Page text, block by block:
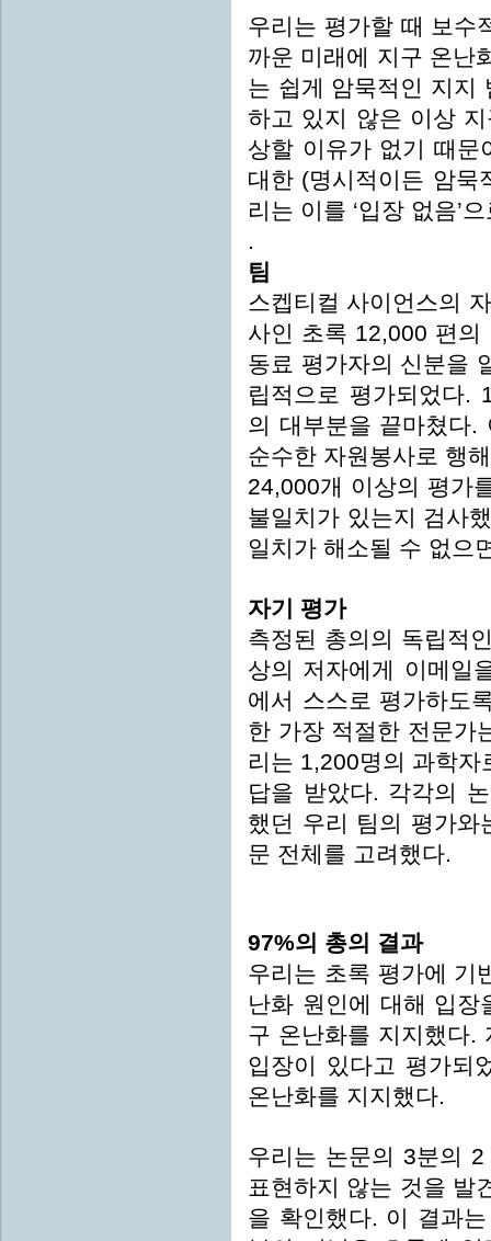
우리는 평가할 때 보수
까운 미래에 지구 온난
는 쉽게 암묵적인 지지
하고 있지 않은 이상
상할 이유가 없기 때문
대한 (명시적이든 암묵
리는 이를 ‘입장 없음’
.
팀
스켑티컬 사이언스의
사인 초록 12,000 편의
동료 평가자의 신분을
립적으로 평가되었다.
의 대부분을 끝마쳤다.
순수한 자원봉사로 행
24,000개 이상의 평가
불일치가 있는지 검사
일치가 해소될 수 없으
자기 평가
측정된 총의의 독립적
상의 저자에게 이메일
에서 스스로 평가하도
한 가장 적절한 전문가
리는 1,200명의 과학
답을 받았다. 각각의
했던 우리 팀의 평가와
문 전체를 고려했다.
97%의 총의 결과
우리는 초록 평가에 기
난화 원인에 대해 입
구 온난화를 지지했다.
입장이 있다고 평가되
온난화를 지지했다.
우리는 논문의 3분의
표현하지 않는 것을 발
을 확인했다. 이 결과